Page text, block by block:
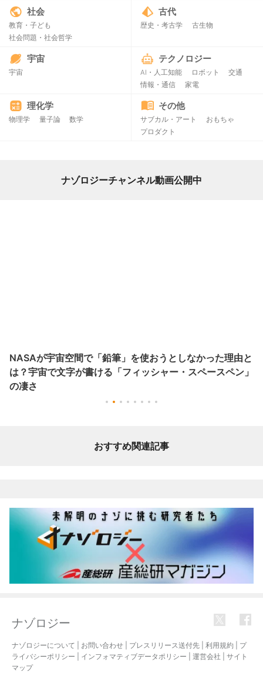
社会
教育・子ども
社会問題・社会哲学
古代
歴史・考古学 古生物
宇宙
宇宙
テクノロジー
AI・人工知能 ロボット
交通
情報・通信
家電
理化学
物理学 量子論 数学
その他
サブカル・アート
おもちゃ
プロダクト
ナゾロジーチャンネル動画公開中
NASAが宇宙空間で「鉛筆」を使おうとしなかった理由と
は？宇宙で文字が書ける「フィッシャー・スペースペン」
の凄さ
おすすめ関連記事
ナゾロジー
ナゾロジーについて お問い合わせ プレスリリース送付先 利用規約
プ
ライバシーポリシー
インフォマティブデータポリシー 運営会社
サイト
マップ